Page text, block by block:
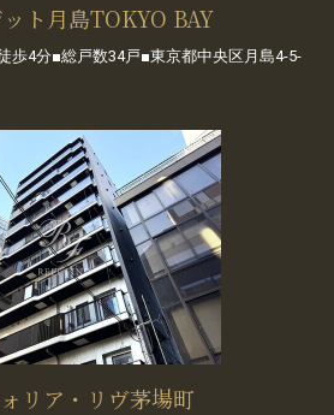
ト月島TOKYO BAY
歩4分■総戸数34戸■東京都中央区月島4-5-
リア・リヴ茅場町